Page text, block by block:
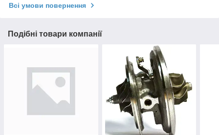
Всі умови повернення
Подібні товари компанії